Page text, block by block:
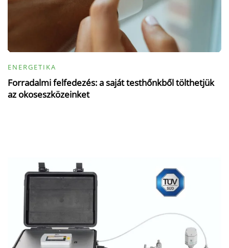
ENERGETIKA
Forradalmi felfedezés: a saját testhőnkből tölthetjük
az okoseszközeinket